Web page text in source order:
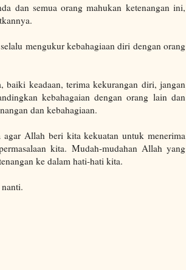
dan semua orang mahukan ketenangan ini,
mengukur kebahagiaan diri dengan orang
keadaan, terima kekurangan diri, jangan
kebahagaian dengan orang lain dan
dan kebahagiaan.
Allah beri kita kekuatan untuk menerima
kita. Mudah-mudahan Allah yang
ke dalam hati-hati kita.